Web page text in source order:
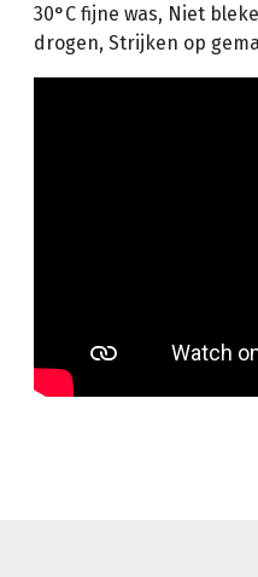
30°C fijne was, Niet
drogen, Strijken op